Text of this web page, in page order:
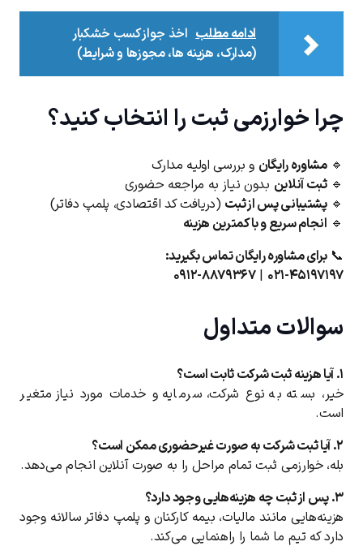
ادامه مطلب اخذ جواز کسب خشکبار
(مدارک، هزینه ها، مجوزها و شرایط)
چرا خوارزمی ثبت را انتخاب کنید؟
🔹 مشاوره رایگان و بررسی اولیه مدارک
🔹 ثبت آنلاین بدون نیاز به مراجعه حضوری
🔹 پشتیبانی پس از ثبت (دریافت کد اقتصادی، پلمپ دفاتر)
🔹 انجام سریع و با کمترین هزینه
📞 برای مشاوره رایگان تماس بگیرید:
۰۲۱-۴۵۱۹۷۱۹۷ | ۰۹۱۲-۸۸۷۹۳۶۷
سوالات متداول
۱. آیا هزینه ثبت شرکت ثابت است؟
خیر، بسته به نوع شرکت، سرمایه و خدمات مورد نیاز متغیر
است.
۲. آیا ثبت شرکت به صورت غیرحضوری ممکن است؟
بله، خوارزمی ثبت تمام مراحل را به صورت آنلاین انجام می‌دهد.
۳. پس از ثبت چه هزینه‌هایی وجود دارد؟
هزینه‌هایی مانند مالیات، بیمه کارکنان و پلمپ دفاتر سالانه وجود
دارد که تیم ما شما را راهنمایی می‌کند.